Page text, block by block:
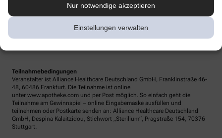
Nur notwendige akzeptieren
Einstellungen verwalten
Teilnahmebedingungen
Veranstalter ist Alliance Healthcare Deutschland GmbH, Franklinstraße 46-
48, 60486 Frankfurt. Die Teilnahme ist online
unter www.apotheke.com und per Post möglich. So einfach geht die
Teilnahme am Gewinnspiel – online Eingabemaske ausfüllen und
teilnehmen oder Postkarte senden an: Alliance Healthcare Deutschland
GmbH, Despina Kalaitzidou, Stichwort „Sterilium“, Pragstraße 154, 70376
Stuttgart.